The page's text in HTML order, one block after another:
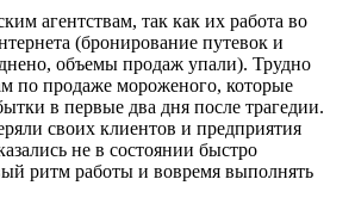
агентствам, так как их работа во
(бронирование путевок и
объемы продаж упали). Трудно
по продаже мороженого, которые
в первые два дня после трагедии.
своих клиентов и предприятия
не в состоянии быстро
ритм работы и вовремя выполнять